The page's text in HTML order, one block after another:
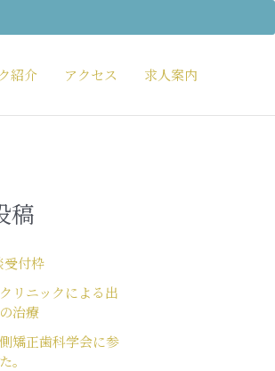
紹介 アクセス 求人案内
稿
付枠
リニックによる出
治療
矯正歯科学会に参
。